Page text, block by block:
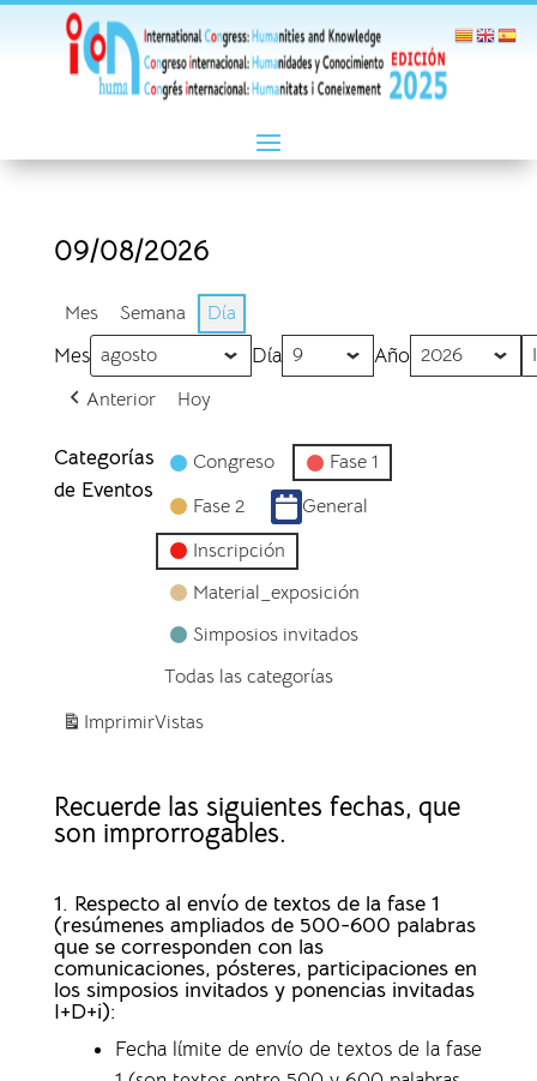
09/08/2026
Mes Semana Día
Mes Día Año
Anterior Hoy
Categorías
de Eventos
Congreso
Fase 1
Fase 2
General
Inscripción
Material_exposición
Simposios invitados
Todas las categorías
ImprimirVistas
Recuerde las siguientes fechas, que
son improrrogables.
1. Respecto al envío de textos de la fase 1
(resúmenes ampliados de 500-600 palabras
que se corresponden con las
comunicaciones, pósteres, participaciones en
los simposios invitados y ponencias invitadas
I+D+i):
Fecha límite de envío de textos de la fase